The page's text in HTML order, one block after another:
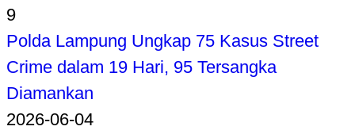
9
Polda Lampung Ungkap 75 Kasus Street
Crime dalam 19 Hari, 95 Tersangka
Diamankan
2026-06-04